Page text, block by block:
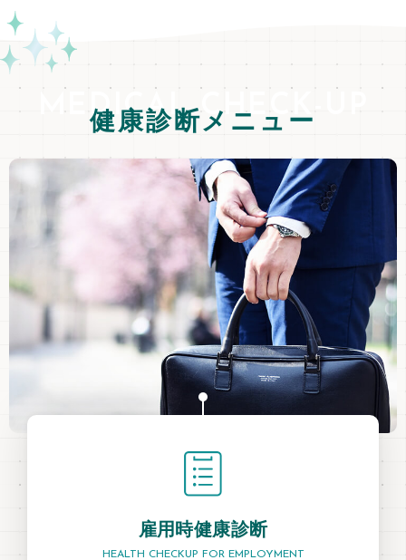
MEDICAL CHECK-UP
健康診断メニュー
雇用時健康診断
HEALTH CHECKUP FOR EMPLOYMENT